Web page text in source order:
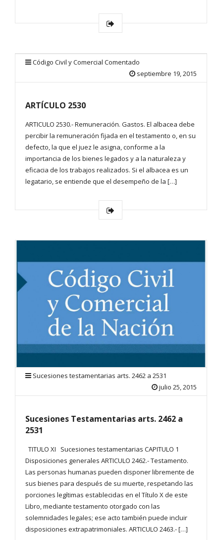
Código Civil y Comercial Comentado
septiembre 19, 2015
ARTÍCULO 2530
ARTICULO 2530.- Remuneración. Gastos. El albacea debe
percibir la remuneración fijada en el testamento o, en su
defecto, la que el juez le asigna, conforme a la
importancia de los bienes legados y a la naturaleza y
eficacia de los trabajos realizados. Si el albacea es un
legatario, se entiende que el desempeño de la […]
Sucesiones testamentarias arts. 2462 a 2531
julio 25, 2015
Sucesiones Testamentarias arts. 2462 a
2531
TITULO XI Sucesiones testamentarias CAPITULO 1
Disposiciones generales ARTICULO 2462.- Testamento.
Las personas humanas pueden disponer libremente de
sus bienes para después de su muerte, respetando las
porciones legítimas establecidas en el Título X de este
Libro, mediante testamento otorgado con las
solemnidades legales; ese acto también puede incluir
disposiciones extrapatrimoniales. ARTICULO 2463.- […]